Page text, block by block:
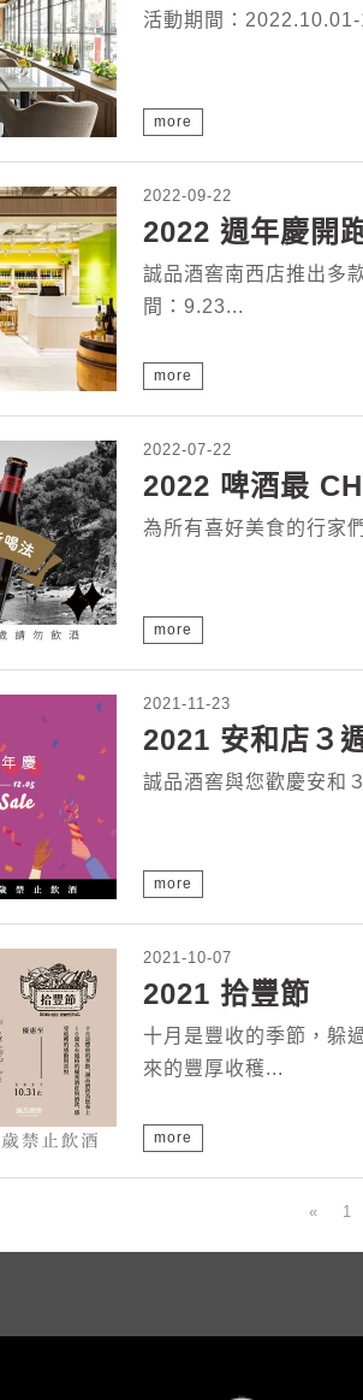
活動期間：
more
2022-09-22
2022 週年慶開
誠品酒窖南西店推出多
間：9.23...
more
2022-07-22
2022 啤酒最
為所有喜好美食的行家
more
2021-11-23
2021 安和店３
誠品酒窖與您歡慶安和
more
2021-10-07
2021 拾豐節
十月是豐收的季節，躲
來的豐厚收穫...
more
« 1